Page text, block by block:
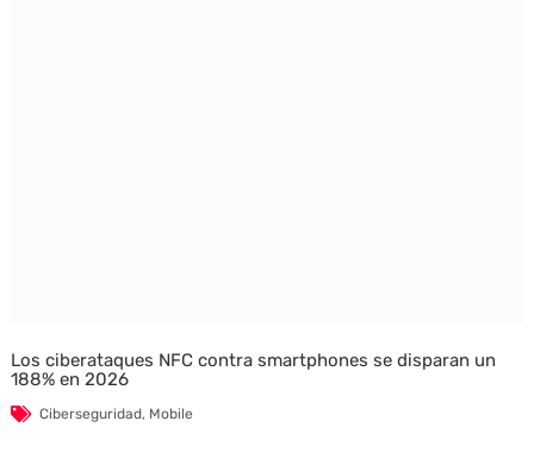
Los ciberataques NFC contra smartphones se disparan un
188% en 2026
Ciberseguridad, Mobile